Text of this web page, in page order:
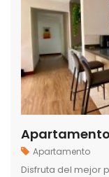
Apartamento
Disfruta del mejor